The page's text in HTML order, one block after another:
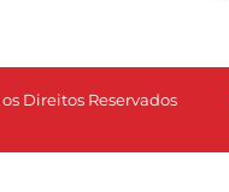
Direitos Reservados